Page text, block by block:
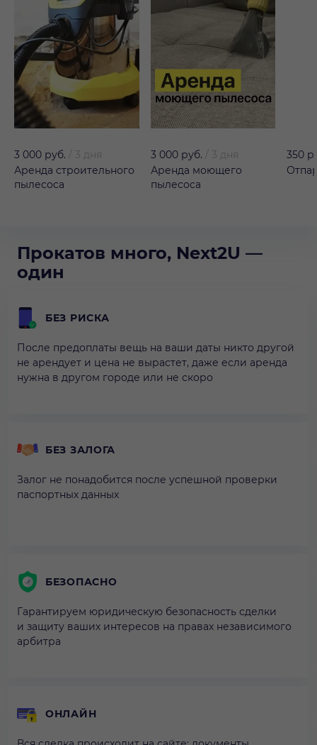
3 000 руб.
3 дня
Аренда строительного
пылесоса
3 000 руб.
3 дня
Аренда моющего
пылесоса
350
Прокатов много, Next2U —
один
БЕЗ РИСКА
После предоплаты вещь на ваши даты никто другой
не арендует и цена не вырастет, даже если аренда
нужна в другом городе или не скоро
БЕЗ ЗАЛОГА
Залог не понадобится после успешной проверки
паспортных данных
БЕЗОПАСНО
Гарантируем юридическую безопасность сделки
и защиту ваших интересов на правах независимого
арбитра
ОНЛАЙН